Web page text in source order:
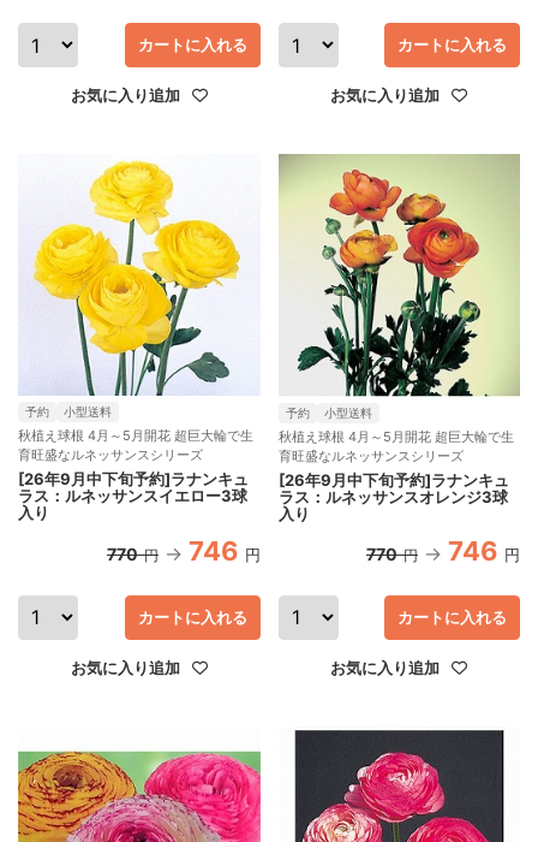
お気に入り追加
カートに入れる
お気に入り追加
カートに入れる
予約 小型送料
秋植え球根 4月～5月開花 超巨大輪で生
育旺盛なルネッサンスシリーズ
[26年9月中下旬予約]ラナンキュ
ラス：ルネッサンスイエロー3球
入り
770 円 746 円
お気に入り追加
カートに入れる
予約 小型送料
秋植え球根 4月～5月開花 超巨大輪で生
育旺盛なルネッサンスシリーズ
[26年9月中下旬予約]ラナンキュ
ラス：ルネッサンスオレンジ3球
入り
770 円 746 円
お気に入り追加
カートに入れる